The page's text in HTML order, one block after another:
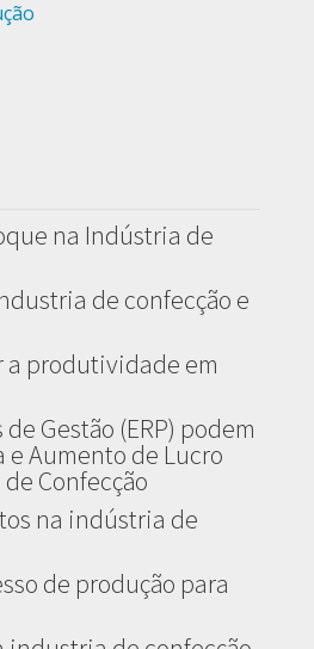
na Indústria de
de confecção e
a produtividade em
Gestão (ERP) podem
Aumento de Lucro
Confecção
na indústria de
de produção para